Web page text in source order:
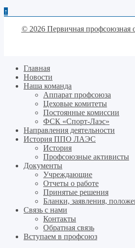
↑
© 2026 Первичная профсоюзная
Главная
Новости
Наша команда
Аппарат профсоюза
Цеховые комитеты
Постоянные комиссии
ФСК «Спорт-Лаэс»
Направления деятельности
История ППО ЛАЭС
История
Профсоюзные активисты
Документы
Учреждающие
Отчеты о работе
Принятые решения
Бланки, заявления,
Связь с нами
Контакты
Обратная связь
Вступаем в профсоюз